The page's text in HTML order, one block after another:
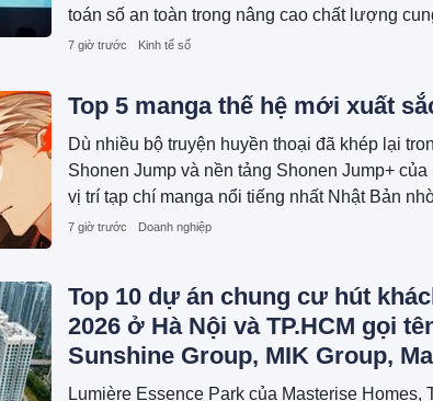
toán số an toàn trong nâng cao chất lượng
thúc đẩy tăng trưởng toàn diện.
7 giờ trước Kinh tế số
Top 5 manga thế hệ mới xuất
Dù nhiều bộ truyện huyền thoại đã khép lại
Shonen Jump và nền tảng Shonen Jump+
vị trí tạp chí manga nổi tiếng nhất Nhật Bản
phẩm mới.
7 giờ trước Doanh nghiệp
Top 10 dự án chung cư hút
2026 ở Hà Nội và TP.HCM gọi
Sunshine Group, MIK Group,
Phú Mỹ Hưng...
Lumière Essence Park của Masterise Homes,